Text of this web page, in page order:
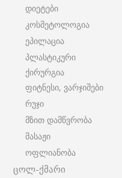
დიეტები
კოსმეტოლოგია
ეპილაცია
პლასტიკური
ქირურგია
ფიტნესი, ვარჯიშები
რუჯი
მზით დამწვრობა
მასაჟი
ოფლიანობა
ცოლ-ქმარი